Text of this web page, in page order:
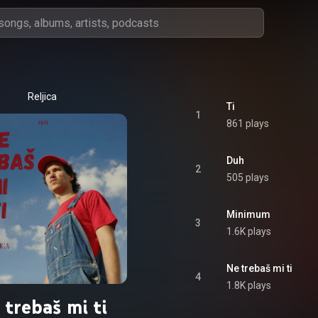
Reljica
trebaš mi ti
1
Ti
861 plays
2
Duh
505 plays
3
Minimum
1.6K plays
4
Ne trebaš mi ti
1.8K plays